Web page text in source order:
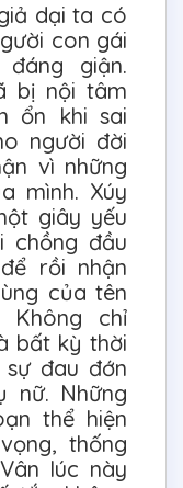
dại ta có
con gái
giận.
bị nội tâm
ổn khi sai
người đời
vì những
mình. Xúy
giây yếu
chồng đầu
rồi nhận
của tên
Không chỉ
bất kỳ thời
đau đớn
nữ. Những
thể hiện
thống
lúc này